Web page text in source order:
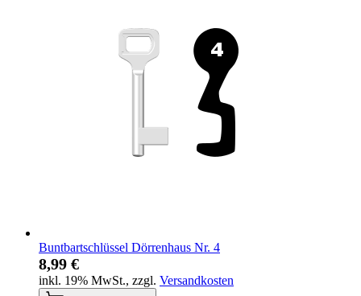
Buntbartschlüssel Dörrenhaus Nr. 4
8,99 €
inkl. 19% MwSt., zzgl. Versandkosten